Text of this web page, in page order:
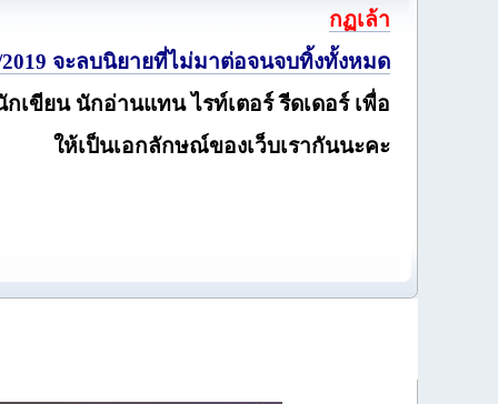
กฏเล้า
2019 จะลบนิยายที่ไม่มาต่อจนจบทิ้งทั้งหมด
กเขียน นักอ่านแทน ไรท์เตอร์ รีดเดอร์ เพื่อ
ให้เป็นเอกลักษณ์ของเว็บเรากันนะคะ